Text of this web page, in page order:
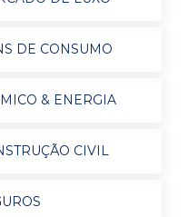
DE CONSUMO
& ENERGIA
CIVIL